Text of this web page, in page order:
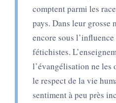
comptent parmi les
pays. Dans leur grosse
encore sous
fétichistes.
l’évangélisation ne les
le respect de la vie
sentiment à peu près